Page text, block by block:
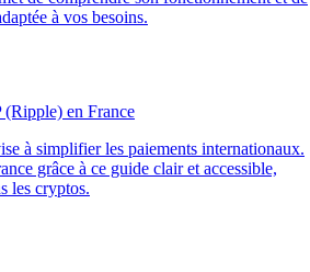
à vos besoins.
en France
à simplifier les paiements internationaux.
grâce à ce guide clair et accessible,
les cryptos.